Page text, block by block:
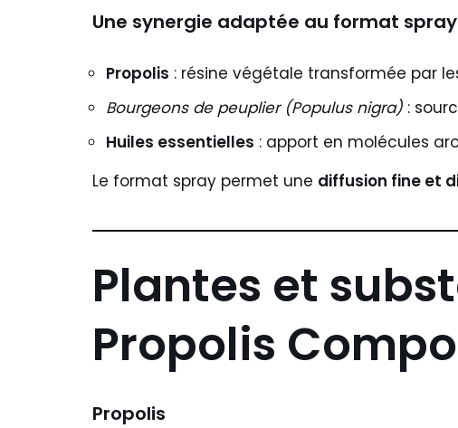
Une synergie adaptée au format spray
Propolis : résine végétale transformée par
Bourgeons de peuplier (Populus nigra) :
Huiles essentielles : apport en molécules
Le format spray permet une diffusion fine et
Plantes et
Propolis
Propolis